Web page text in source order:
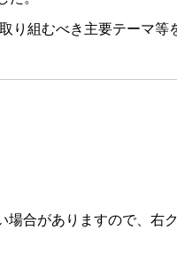
組むべき主要テーマ
合がありますので、右